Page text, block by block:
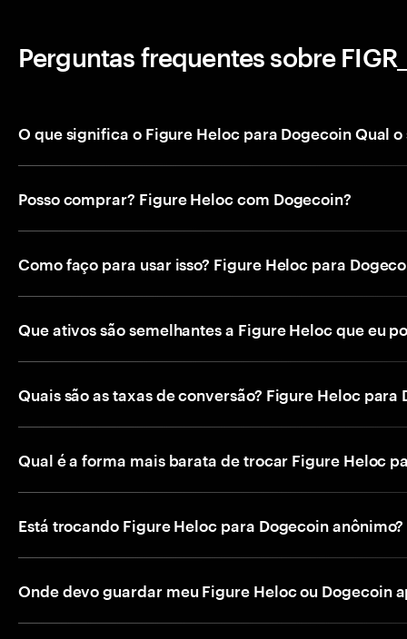
Perguntas frequentes sobre
O que significa o Figure Heloc para Dogecoin Qual
Posso comprar? Figure Heloc com Dogecoin?
Como faço para usar isso? Figure Heloc para
Que ativos são semelhantes a Figure Heloc que eu
Quais são as taxas de conversão? Figure Heloc para
Qual é a forma mais barata de trocar Figure Heloc
Está trocando Figure Heloc para Dogecoin anônimo?
Onde devo guardar meu Figure Heloc ou Dogecoin